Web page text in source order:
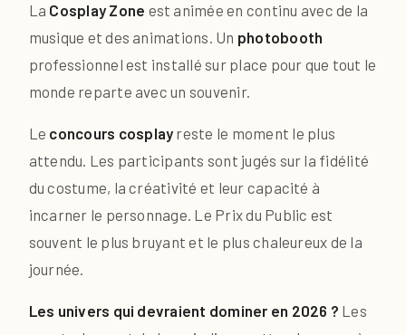
La Cosplay Zone est animée en continu avec de la
musique et des animations. Un photobooth
professionnel est installé sur place pour que tout le
monde reparte avec un souvenir.
Le concours cosplay reste le moment le plus
attendu. Les participants sont jugés sur la fidélité
du costume, la créativité et leur capacité à
incarner le personnage. Le Prix du Public est
souvent le plus bruyant et le plus chaleureux de la
journée.
Les univers qui devraient dominer en 2026 ? Les